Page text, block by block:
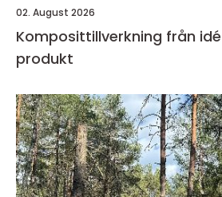
02. August 2026
Komposittillverkning från idé till färdig
produkt